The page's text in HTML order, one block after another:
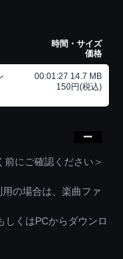
時間・サイズ
価格
00:01:27 14.7 MB
150円(税込)
にご確認ください＞
の場合は、楽曲ファ
しくはPCからダウンロ